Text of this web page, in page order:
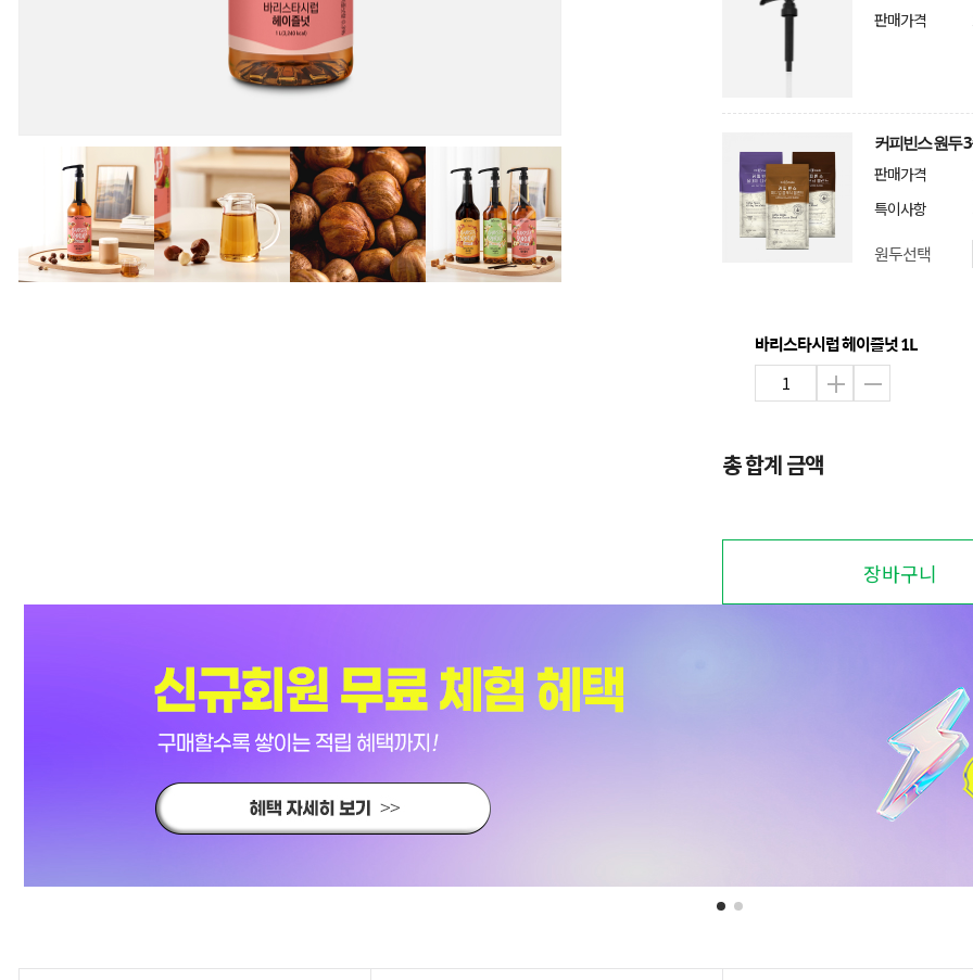
판매가격
커피빈스 원두
판매가격
특이사항
원두선택
바리스타시럽 헤이즐넛 1L
총 합계 금액
장바구니